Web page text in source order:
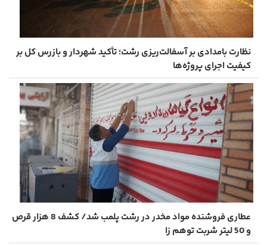
نظارت بامدادی بر آسفالت‌ریزی رشت؛ تأکید شهردار و بازرس کل بر
کیفیت اجرای پروژه‌ها
عطاری فروشنده مواد مخدر در رشت پلمب شد/ کشف 8 هزار قرص
و 50 لیتر شربت توهم ‌زا